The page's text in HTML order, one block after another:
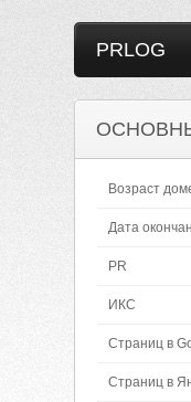
PRLOG
Возраст
Дата
PR
ИКС
Страниц в
Страниц в